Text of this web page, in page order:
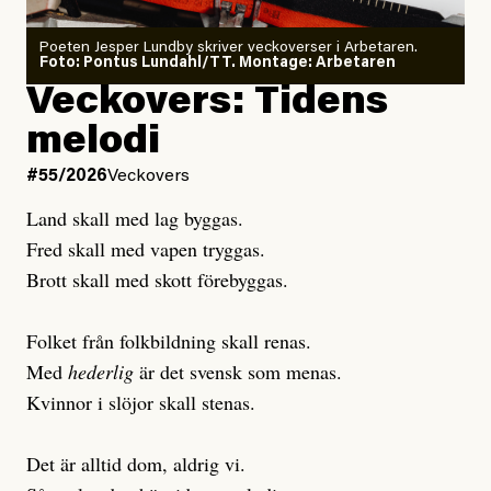
Publicerad6 August, 2026
Uppdaterad7 August, 2026
Joel Kellgren
Publicerad3 August, 2026
Uppdaterad3 August, 2026
Poeten Jesper Lundby skriver veckoverser i Arbetaren.
Foto: Pontus Lundahl/TT. Montage: Arbetaren
Veckovers: Tidens
melodi
#55/2026Veckovers
Land skall med lag byggas.
Fred skall med vapen tryggas.
Brott skall med skott förebyggas.
Folket från folkbildning skall renas.
Med hederlig är det svensk som menas.
Kvinnor i slöjor skall stenas.
Det är alltid dom, aldrig vi.